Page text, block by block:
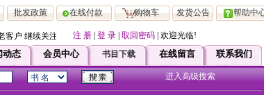
批发政策 在线付款 购物车 发货公告 帮助中
户 继续关注！！即日起，凡在本站注册会员 均可直接享受ViP 服务！
注 册 登 录 取回密码 | 欢迎光临!
动态 会员中心 书目下载 在线留言 联系我们
进入高级搜索